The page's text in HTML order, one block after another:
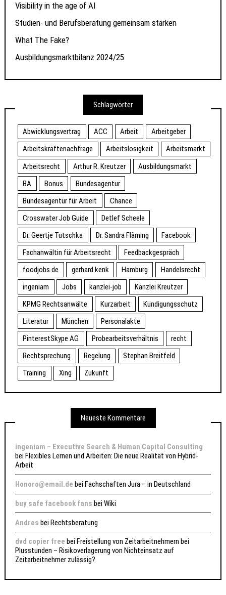
Visibility in the age of AI
Studien- und Berufsberatung gemeinsam stärken
What The Fake?
Ausbildungsmarktbilanz 2024/25
Schlagwörter
Abwicklungsvertrag ACC Arbeit
Arbeitgeber
Arbeitskräftenachfrage
Arbeitslosigkeit
Arbeitsmarkt
Arbeitsrecht
Arthur R. Kreutzer
Ausbildungsmarkt
BA
Bonus
Bundesagentur
Bundesagentur für Arbeit
Chance
Crosswater Job Guide
Detlef Scheele
Dr. Geertje Tutschka
Dr. Sandra Fläming
Facebook
Fachanwältin für Arbeitsrecht
Feedbackgespräch
foodjobs.de
gerhard kenk Hamburg
Handelsrecht
ingeniam
Jobs kanzlei-job
Kanzlei Kreutzer
KPMG Rechtsanwälte
Kurzarbeit
Kündigungsschutz
Literatur
München
Personalakte
PinterestSkype AG
Probearbeitsverhältnis
recht
Rechtsprechung
Regelung
Stephan Breitfeld
Training
Xing Zukunft
Neueste Kommentare
ingeniam – Executive Search & Human Capital Consulting
bei Flexibles Lernen und Arbeiten: Die neue Realität von Hybrid-
Arbeit
Honoro@email.de beiFachschaften Jura – in Deutschland
buy safe facebook fans beiWiki
Andres beiRechtsberatung
dvd copier free bei Freistellung von Zeitarbeitnehmern bei
Plusstunden – Risikoverlagerung von Nichteinsatz auf
Zeitarbeitnehmer zulässig?